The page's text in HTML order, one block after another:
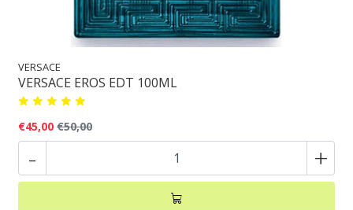
VERSACE
VERSACE EROS EDT 100ML
€45,00 €50,00
- +